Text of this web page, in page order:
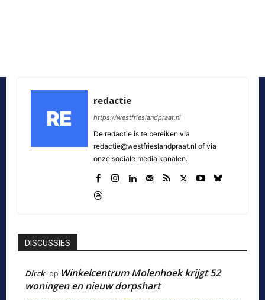
redactie
https://westfrieslandpraat.nl
De redactie is te bereiken via
redactie@westfrieslandpraat.nl of via
onze sociale media kanalen.
DISCUSSIES
Dirck op Winkelcentrum Molenhoek krijgt 52
woningen en nieuw dorpshart